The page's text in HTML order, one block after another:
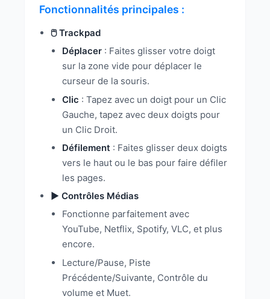
Fonctionnalités principales :
🖱️ Trackpad
Déplacer: Faites glisser votre doigt
sur la zone vide pour déplacer le
curseur de la souris.
Clic : Tapez avec un doigt pour un Clic
Gauche, tapez avec deux doigts pour
un Clic Droit.
Défilement: Faites glisser deux doigts
vers le haut ou le bas pour faire défiler
les pages.
▶️ Contrôles Médias
Fonctionne parfaitement avec
YouTube, Netflix, Spotify, VLC, et plus
encore.
Lecture/Pause, Piste
Précédente/Suivante, Contrôle du
volume et Muet.